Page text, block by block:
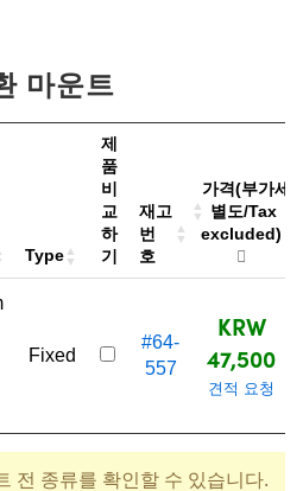
마운트
Type
제
품
비
교
하
기
재고
번
호
가격(부가세
별도/Tax
excluded)
Fixed
#64-
557
KRW
47,500
견적 요청
전 종류를 확인할 수 있습니다.